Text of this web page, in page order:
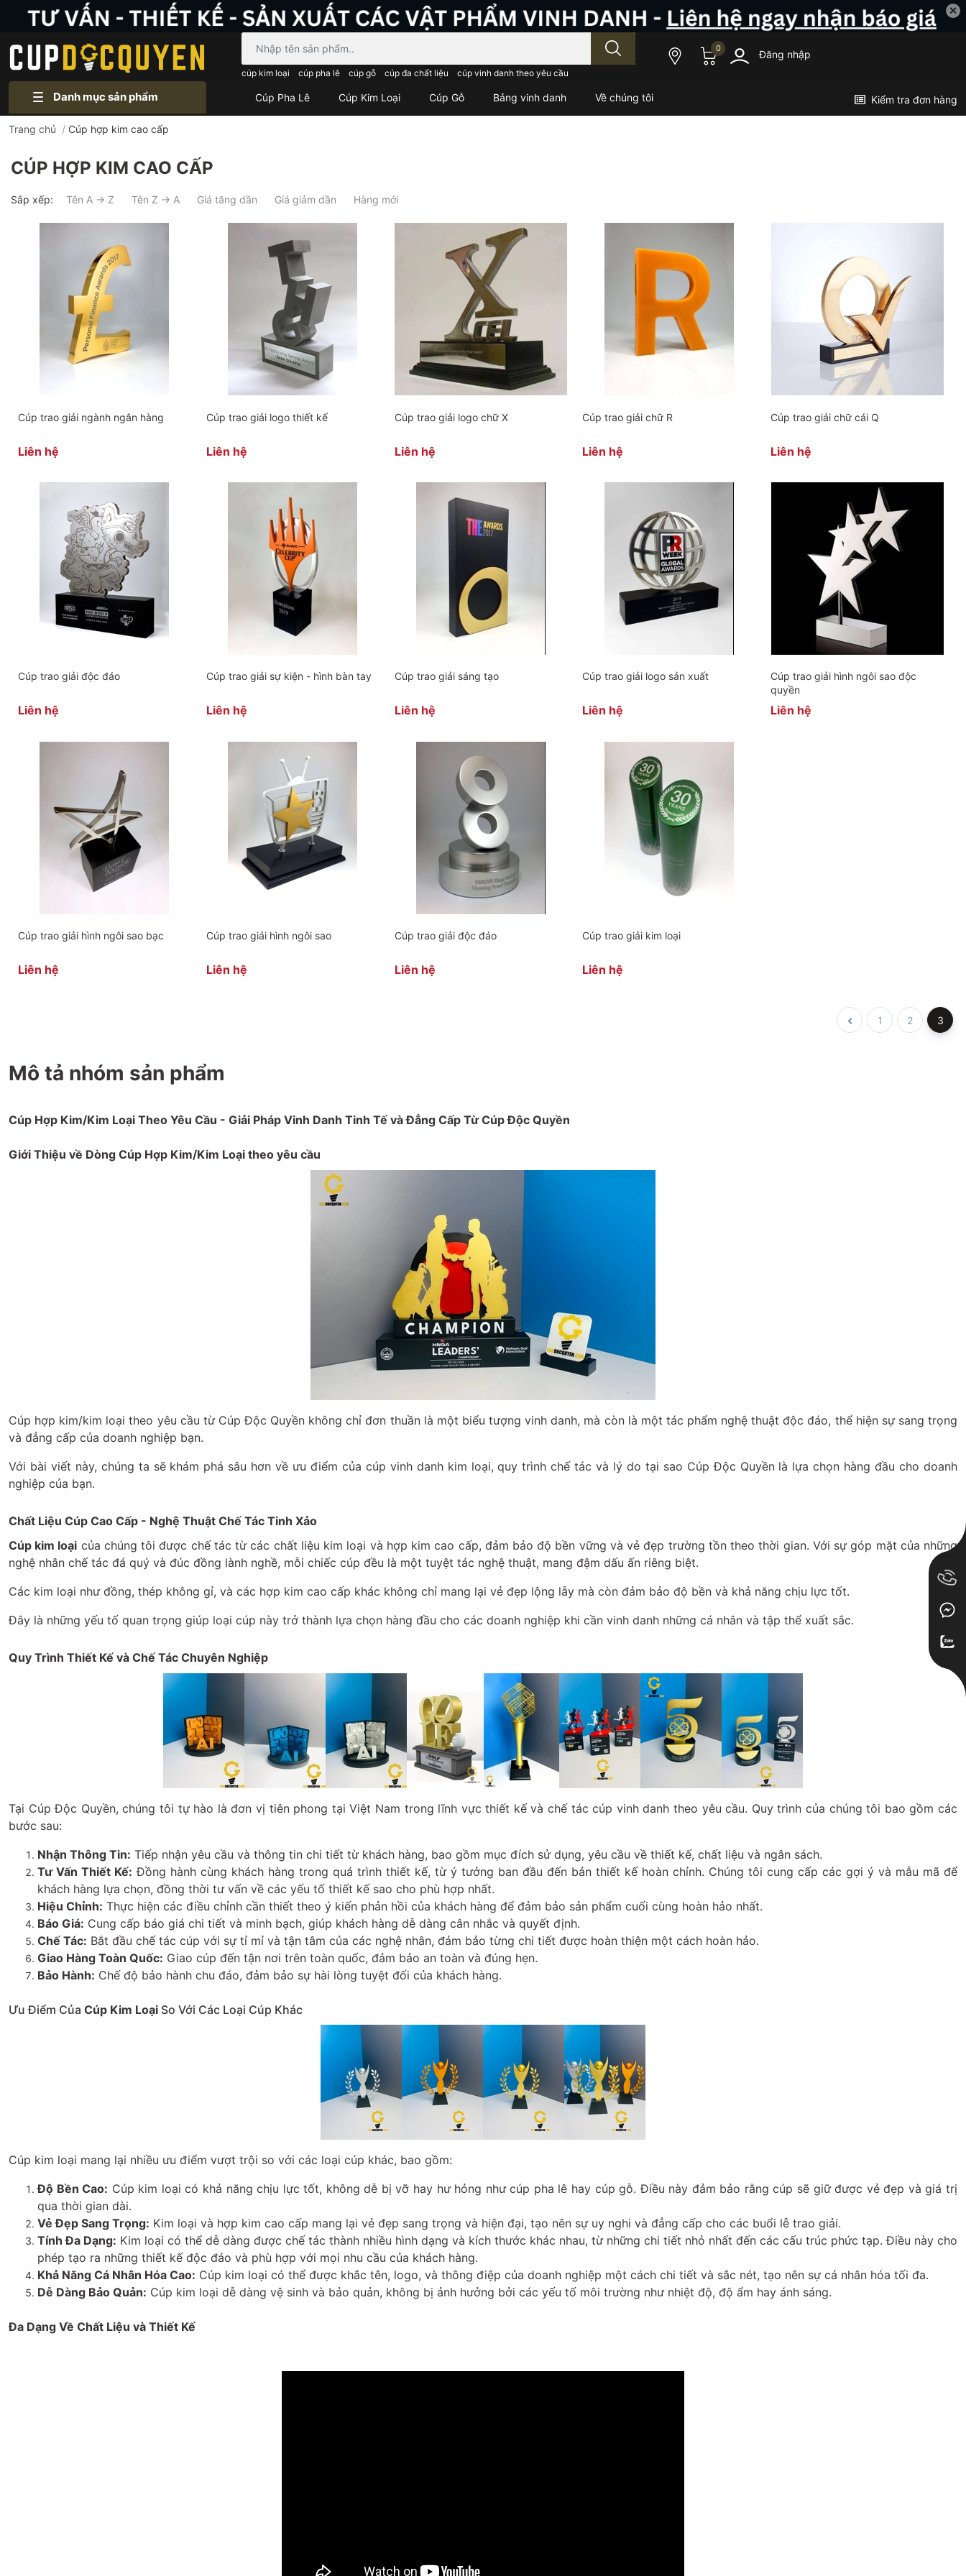
✕
cúp kim loại cúp pha lê cúp gỗ cúp đa chất liệu cúp vinh danh theo yêu cầu
0 Đăng nhập
Danh mục sản phẩm Cúp Pha Lê Cúp Kim Loại Cúp Gỗ Bảng vinh danh Về chúng tôi Kiểm tra đơn hàng
Trang chủ / Cúp hợp kim cao cấp
CÚP HỢP KIM CAO CẤP
Sắp xếp: Tên A → Z Tên Z → A Giá tăng dần Giá giảm dần Hàng mới
Cúp trao giải ngành ngân hàng
Liên hệ
Cúp trao giải logo thiết kế
Liên hệ
Cúp trao giải logo chữ X
Liên hệ
Cúp trao giải chữ R
Liên hệ
Cúp trao giải chữ cái Q
Liên hệ
Cúp trao giải độc đáo
Liên hệ
Cúp trao giải sự kiện - hình bàn tay
Liên hệ
Cúp trao giải sáng tạo
Liên hệ
Cúp trao giải logo sản xuất
Liên hệ
Cúp trao giải hình ngôi sao độc
quyền
Liên hệ
Cúp trao giải hình ngôi sao bạc
Liên hệ
Cúp trao giải hình ngôi sao
Liên hệ
Cúp trao giải độc đáo
Liên hệ
Cúp trao giải kim loại
Liên hệ
1 2 3
Mô tả nhóm sản phẩm
Cúp Hợp Kim/Kim Loại Theo Yêu Cầu - Giải Pháp Vinh Danh Tinh Tế và Đẳng Cấp Từ Cúp Độc Quyền
Giới Thiệu về Dòng Cúp Hợp Kim/Kim Loại theo yêu cầu
Cúp hợp kim/kim loại theo yêu cầu từ Cúp Độc Quyền không chỉ đơn thuần là một biểu tượng vinh danh, mà còn là một tác phẩm nghệ thuật độc đáo, thể hiện sự sang trọng
và đẳng cấp của doanh nghiệp bạn.
Với bài viết này, chúng ta sẽ khám phá sâu hơn về ưu điểm của cúp vinh danh kim loại, quy trình chế tác và lý do tại sao Cúp Độc Quyền là lựa chọn hàng đầu cho doanh
nghiệp của bạn.
Chất Liệu Cúp Cao Cấp - Nghệ Thuật Chế Tác Tinh Xảo
Cúp kim loại của chúng tôi được chế tác từ các chất liệu kim loại và hợp kim cao cấp, đảm bảo độ bền vững và vẻ đẹp trường tồn theo thời gian. Với sự góp mặt của những
nghệ nhân chế tác đá quý và đúc đồng lành nghề, mỗi chiếc cúp đều là một tuyệt tác nghệ thuật, mang đậm dấu ấn riêng biệt.
Các kim loại như đồng, thép không gỉ, và các hợp kim cao cấp khác không chỉ mang lại vẻ đẹp lộng lẫy mà còn đảm bảo độ bền và khả năng chịu lực tốt.
Đây là những yếu tố quan trọng giúp loại cúp này trở thành lựa chọn hàng đầu cho các doanh nghiệp khi cần vinh danh những cá nhân và tập thể xuất sắc.
Quy Trình Thiết Kế và Chế Tác Chuyên Nghiệp
Tại Cúp Độc Quyền, chúng tôi tự hào là đơn vị tiên phong tại Việt Nam trong lĩnh vực thiết kế và chế tác cúp vinh danh theo yêu cầu. Quy trình của chúng tôi bao gồm các
bước sau:
Nhận Thông Tin: Tiếp nhận yêu cầu và thông tin chi tiết từ khách hàng, bao gồm mục đích sử dụng, yêu cầu về thiết kế, chất liệu và ngân sách.
Tư Vấn Thiết Kế: Đồng hành cùng khách hàng trong quá trình thiết kế, từ ý tưởng ban đầu đến bản thiết kế hoàn chỉnh. Chúng tôi cung cấp các gợi ý và mẫu mã để
khách hàng lựa chọn, đồng thời tư vấn về các yếu tố thiết kế sao cho phù hợp nhất.
Hiệu Chỉnh: Thực hiện các điều chỉnh cần thiết theo ý kiến phản hồi của khách hàng để đảm bảo sản phẩm cuối cùng hoàn hảo nhất.
Báo Giá: Cung cấp báo giá chi tiết và minh bạch, giúp khách hàng dễ dàng cân nhắc và quyết định.
Chế Tác: Bắt đầu chế tác cúp với sự tỉ mỉ và tận tâm của các nghệ nhân, đảm bảo từng chi tiết được hoàn thiện một cách hoàn hảo.
Giao Hàng Toàn Quốc: Giao cúp đến tận nơi trên toàn quốc, đảm bảo an toàn và đúng hẹn.
Bảo Hành: Chế độ bảo hành chu đáo, đảm bảo sự hài lòng tuyệt đối của khách hàng.
Ưu Điểm Của Cúp Kim Loại So Với Các Loại Cúp Khác
Cúp kim loại mang lại nhiều ưu điểm vượt trội so với các loại cúp khác, bao gồm:
Độ Bền Cao: Cúp kim loại có khả năng chịu lực tốt, không dễ bị vỡ hay hư hỏng như cúp pha lê hay cúp gỗ. Điều này đảm bảo rằng cúp sẽ giữ được vẻ đẹp và giá trị
qua thời gian dài.
Vẻ Đẹp Sang Trọng: Kim loại và hợp kim cao cấp mang lại vẻ đẹp sang trọng và hiện đại, tạo nên sự uy nghi và đẳng cấp cho các buổi lễ trao giải.
Tính Đa Dạng: Kim loại có thể dễ dàng được chế tác thành nhiều hình dạng và kích thước khác nhau, từ những chi tiết nhỏ nhất đến các cấu trúc phức tạp. Điều này cho
phép tạo ra những thiết kế độc đáo và phù hợp với mọi nhu cầu của khách hàng.
Khả Năng Cá Nhân Hóa Cao: Cúp kim loại có thể được khắc tên, logo, và thông điệp của doanh nghiệp một cách chi tiết và sắc nét, tạo nên sự cá nhân hóa tối đa.
Dễ Dàng Bảo Quản: Cúp kim loại dễ dàng vệ sinh và bảo quản, không bị ảnh hưởng bởi các yếu tố môi trường như nhiệt độ, độ ẩm hay ánh sáng.
Đa Dạng Về Chất Liệu và Thiết Kế